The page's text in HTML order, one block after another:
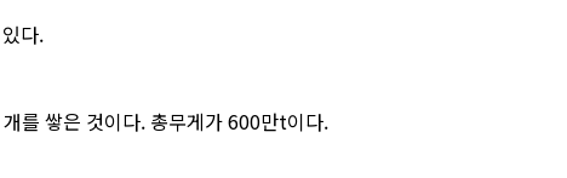
다.
를 쌓은 것이다. 총무게가 600만t이다.